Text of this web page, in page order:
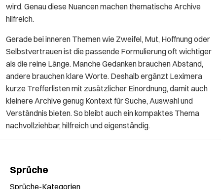
wird. Genau diese Nuancen machen thematische Archive
hilfreich.
Gerade bei inneren Themen wie Zweifel, Mut, Hoffnung oder
Selbstvertrauen ist die passende Formulierung oft wichtiger
als die reine Länge. Manche Gedanken brauchen Abstand,
andere brauchen klare Worte. Deshalb ergänzt Leximera
kurze Trefferlisten mit zusätzlicher Einordnung, damit auch
kleinere Archive genug Kontext für Suche, Auswahl und
Verständnis bieten. So bleibt auch ein kompaktes Thema
nachvollziehbar, hilfreich und eigenständig.
Sprüche
Sprüche-Kategorien